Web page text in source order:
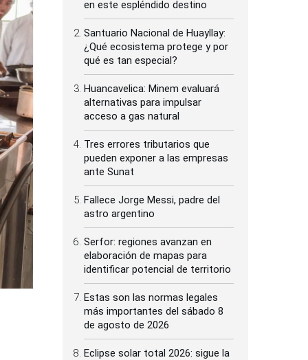
en este espléndido destino
Santuario Nacional de Huayllay:
¿Qué ecosistema protege y por
qué es tan especial?
Huancavelica: Minem evaluará
alternativas para impulsar
acceso a gas natural
Tres errores tributarios que
pueden exponer a las empresas
ante Sunat
Fallece Jorge Messi, padre del
astro argentino
Serfor: regiones avanzan en
elaboración de mapas para
identificar potencial de territorio
Estas son las normas legales
más importantes del sábado 8
de agosto de 2026
Eclipse solar total 2026: sigue la